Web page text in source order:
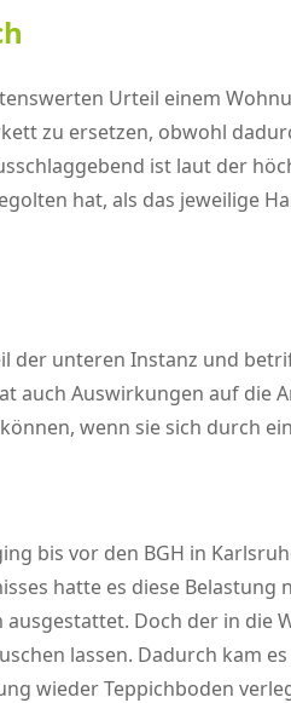
Urteil einem
zu ersetzen, obwohl
ist laut der
hat, als das jeweilige
der unteren Instanz und
auch Auswirkungen auf
wenn sie sich durch
bis vor den BGH in
hatte es diese
Doch der in
lassen. Dadurch kam
wieder Teppichboden